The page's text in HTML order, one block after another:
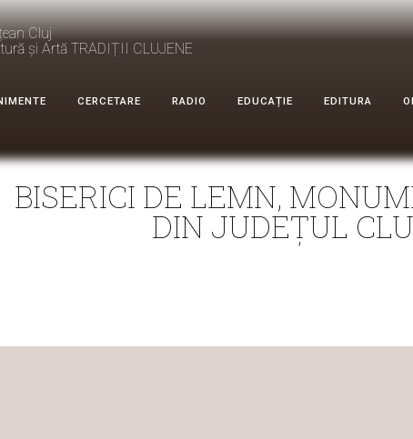
Cluj
și Artă TRADIȚII CLUJENE
CERCETARE RADIO EDUCAȚIE EDITURA
BISERICI DE LEMN,
DIN JUDEȚUL